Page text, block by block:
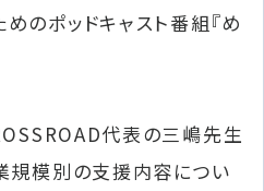
のポッドキャスト番組『め
代表の三嶋先生
規模別の支援内容につい